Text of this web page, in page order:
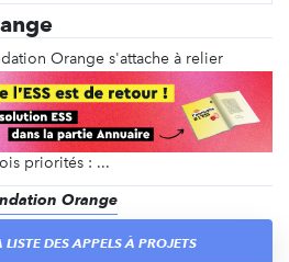
Orange s'attache à relier
Présente partout dans
plus près des besoins des
à réaliser leur potentiel et
la société. Son action se
priorités : ...
Orange
DES APPELS À PROJETS